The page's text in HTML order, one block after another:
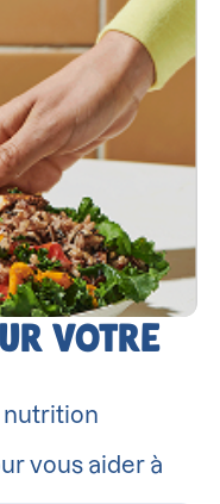
VOTRE
nutrition
vous aider à